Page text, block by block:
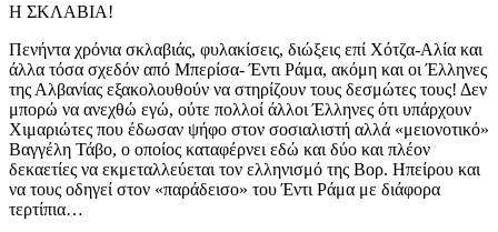
Η ΣΚΛΑΒΙΑ!
Πενήντα χρόνια σκλαβιάς, φυλακίσεις, διώξεις επί Χότζα-Αλία και
άλλα τόσα σχεδόν από Μπερίσα- Έντι Ράμα, ακόμη και οι Έλληνες
της Αλβανίας εξακολουθούν να στηρίζουν τους δεσμώτες τους! Δεν
μπορώ να ανεχθώ εγώ, ούτε πολλοί άλλοι Έλληνες ότι υπάρχουν
Χιμαριώτες που έδωσαν ψήφο στον σοσιαλιστή αλλά «μειονοτικό»
Βαγγέλη Τάβο, ο οποίος καταφέρνει εδώ και δύο και πλέον
δεκαετίες να εκμεταλλεύεται τον ελληνισμό της Βορ. Ηπείρου και
να τους οδηγεί στον «παράδεισο» του Έντι Ράμα με διάφορα
τερτίπια…